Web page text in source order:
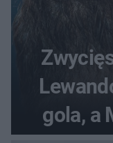
gola, a